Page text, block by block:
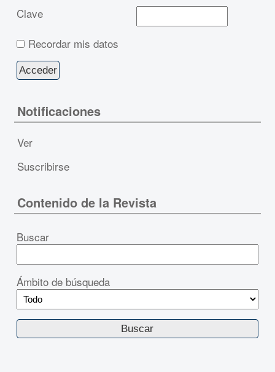
Clave
Recordar mis datos
Notificaciones
Ver
Suscribirse
Contenido de la Revista
Buscar
Ámbito de búsqueda